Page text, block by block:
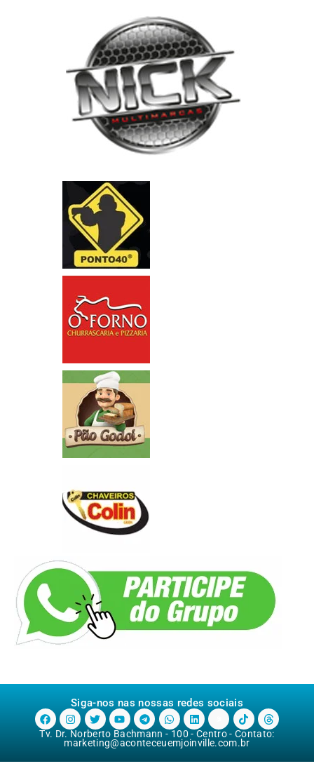
Siga-nos nas nossas redes sociais
Tv. Dr. Norberto Bachmann - 100 - Centro - Contato:
marketing@aconteceuemjoinville.com.br